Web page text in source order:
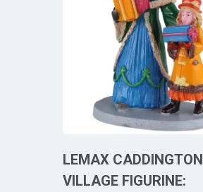
LEMAX CADDINGTON
VILLAGE FIGURINE: